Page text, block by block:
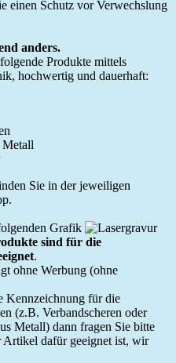
einen Schutz vor Verwechslung
anders.
Produkte mittels
hochwertig und dauerhaft:
Metall
Sie in der jeweiligen
Grafik
sind für die
.
ohne Werbung (ohne
Kennzeichnung für die
(z.B. Verbandscheren oder
Metall) dann fragen Sie bitte
Artikel dafür geeignet ist, wir